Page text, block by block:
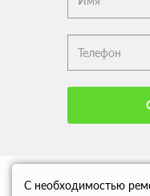
С необходимостью